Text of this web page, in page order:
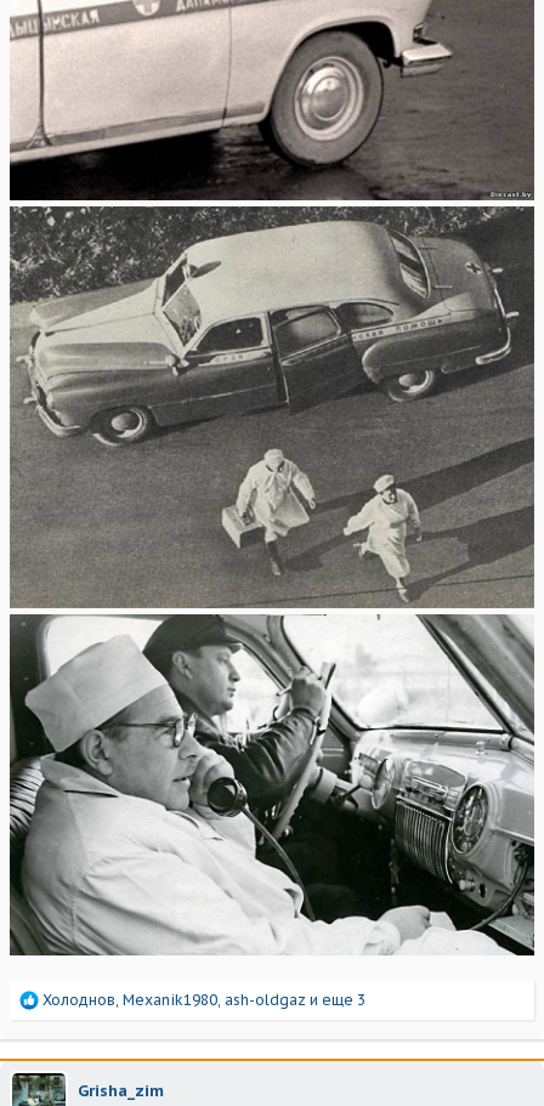
Р
а
к
ц
и
Холоднов Mexanik1980 ash-oldgaz и еще 3
Grisha_zim